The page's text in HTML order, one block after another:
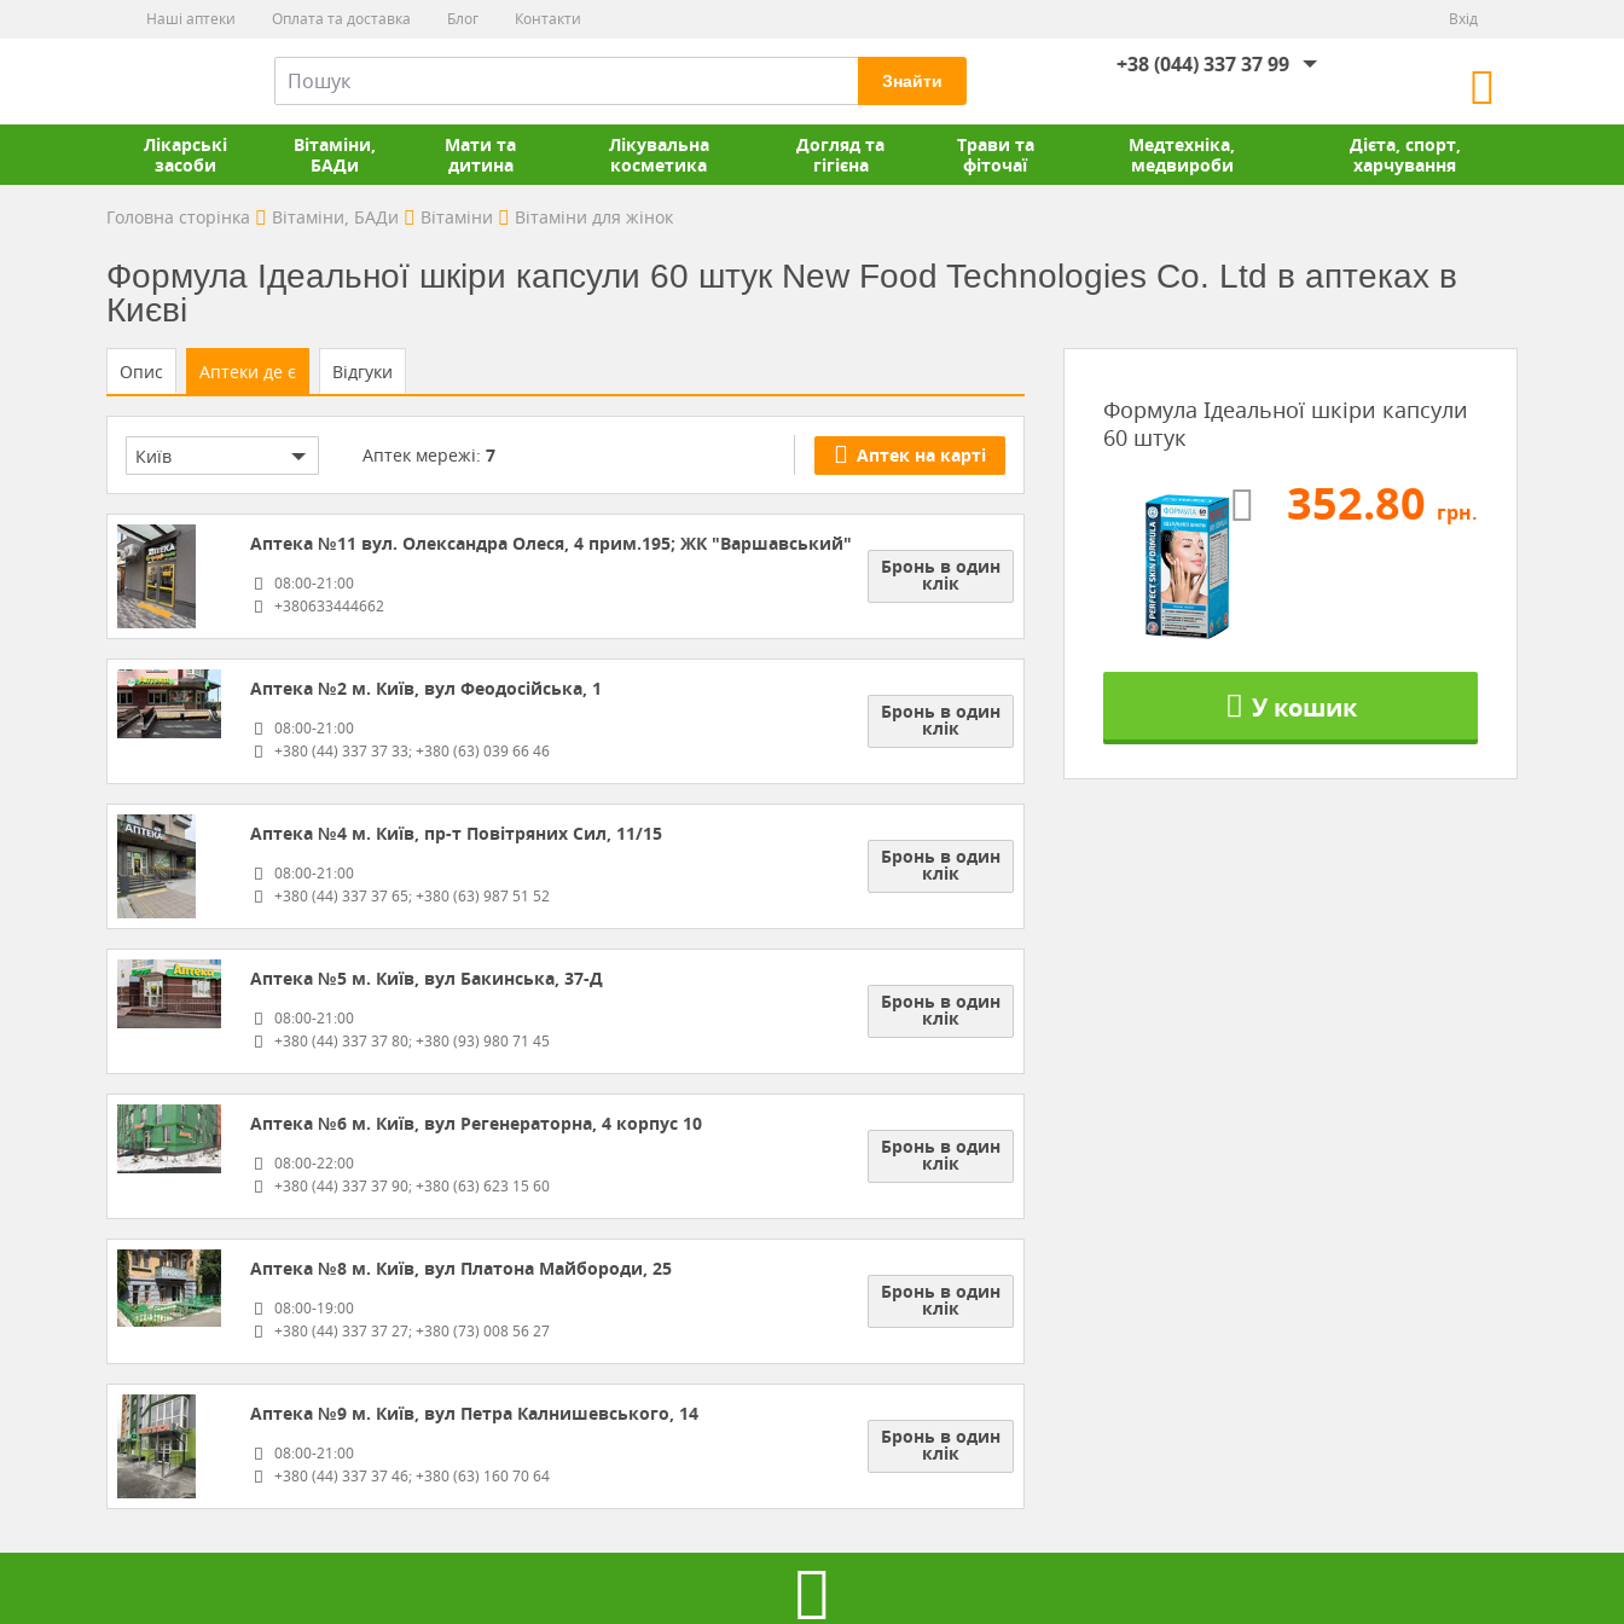
Вхід
Наші аптеки Оплата та доставка Блог Контакти
+38 (044) 337 37 99
Знайти
Лікарські
засоби
Вітаміни,
БАДи
Мати та
дитина
Лікувальна
косметика
Догляд та
гігієна
Трави та
фіточаї
Медтехніка,
медвироби
Дієта, спорт,
харчування
Головна сторінка Вітаміни, БАДи Вітаміни Вітаміни для жінок
Формула Ідеальної шкіри капсули 60 штук New Food Technologies Cо. Ltd в аптеках в
Києві
Опис Аптеки де є Відгуки
Київ Аптек мережі: 7 Аптек на карті
Аптека №11 вул. Олександра Олеся, 4 прим.195; ЖК "Варшавський"
08:00-21:00
+380633444662
Бронь в один
клік
Аптека №2 м. Київ, вул Феодосійська, 1
08:00-21:00
+380 (44) 337 37 33; +380 (63) 039 66 46
Бронь в один
клік
Аптека №4 м. Київ, пр-т Повітряних Сил, 11/15
08:00-21:00
+380 (44) 337 37 65; +380 (63) 987 51 52
Бронь в один
клік
Аптека №5 м. Київ, вул Бакинська, 37-Д
08:00-21:00
+380 (44) 337 37 80; +380 (93) 980 71 45
Бронь в один
клік
Аптека №6 м. Київ, вул Регенераторна, 4 корпус 10
08:00-22:00
+380 (44) 337 37 90; +380 (63) 623 15 60
Бронь в один
клік
Аптека №8 м. Київ, вул Платона Майбороди, 25
08:00-19:00
+380 (44) 337 37 27; +380 (73) 008 56 27
Бронь в один
клік
Аптека №9 м. Київ, вул Петра Калнишевського, 14
08:00-21:00
+380 (44) 337 37 46; +380 (63) 160 70 64
Бронь в один
клік
Формула Ідеальної шкіри капсули
60 штук
352.80 грн.
У кошик